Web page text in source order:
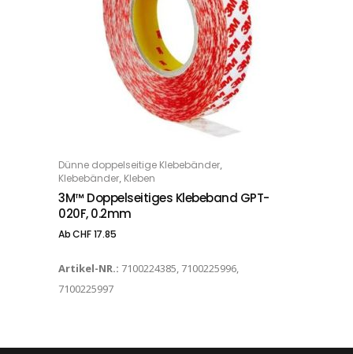
OPTIONS
Dünne doppelseitige Klebebänder,
Klebebänder, Kleben
3M™ Doppelseitiges Klebeband GPT-
020F, 0.2mm
AbCHF17.85
Artikel-NR.: 7100224385, 7100225996,
7100225997